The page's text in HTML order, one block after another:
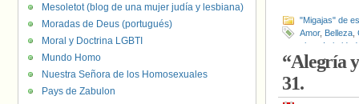
"Migajas" de
Amor, Belleza
visto
Intimidad
“Alegría
31.
Mesoletot (blog de una mujer judía y lesbiana)
Moradas de Deus (portugués)
Moral y Doctrina LGBTI
Mundo Homo
Nuestra Señora de los Homosexuales
Pays de Zabulon